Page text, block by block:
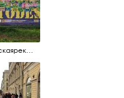
#питерскаяреклама #todes #куколки #окраинапитера #фрунзенскийрайон